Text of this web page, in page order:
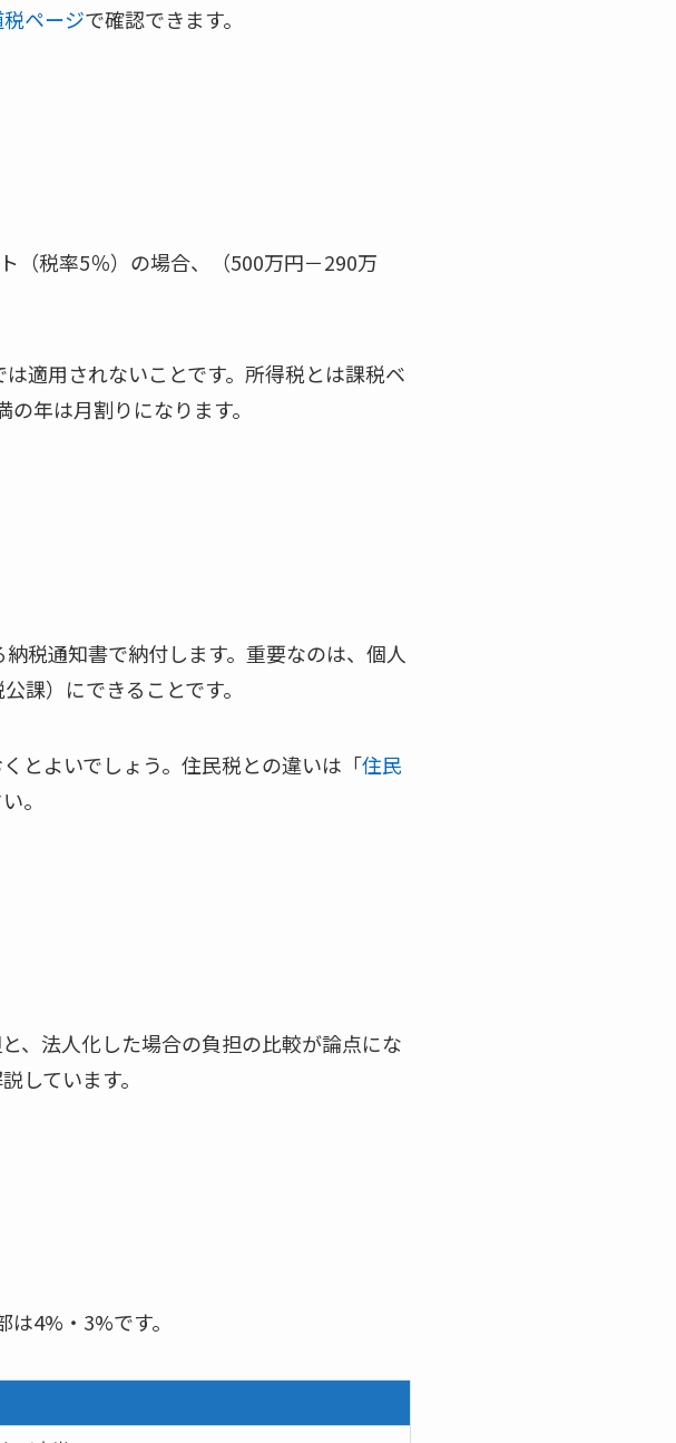
ページで確認できます。
（税率5％）の場合、（500万円－290万
適用されないことです。所得税とは課税ベ
年は月割りになります。
税通知書で納付します。重要なのは、個人
課）にできることです。
とよいでしょう。住民税との違いは「住民
。
、法人化した場合の負担の比較が論点にな
しています。
4%・3%です。